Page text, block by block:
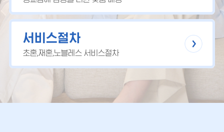
서비스절차
초혼,재혼,노블레스 서비스절차